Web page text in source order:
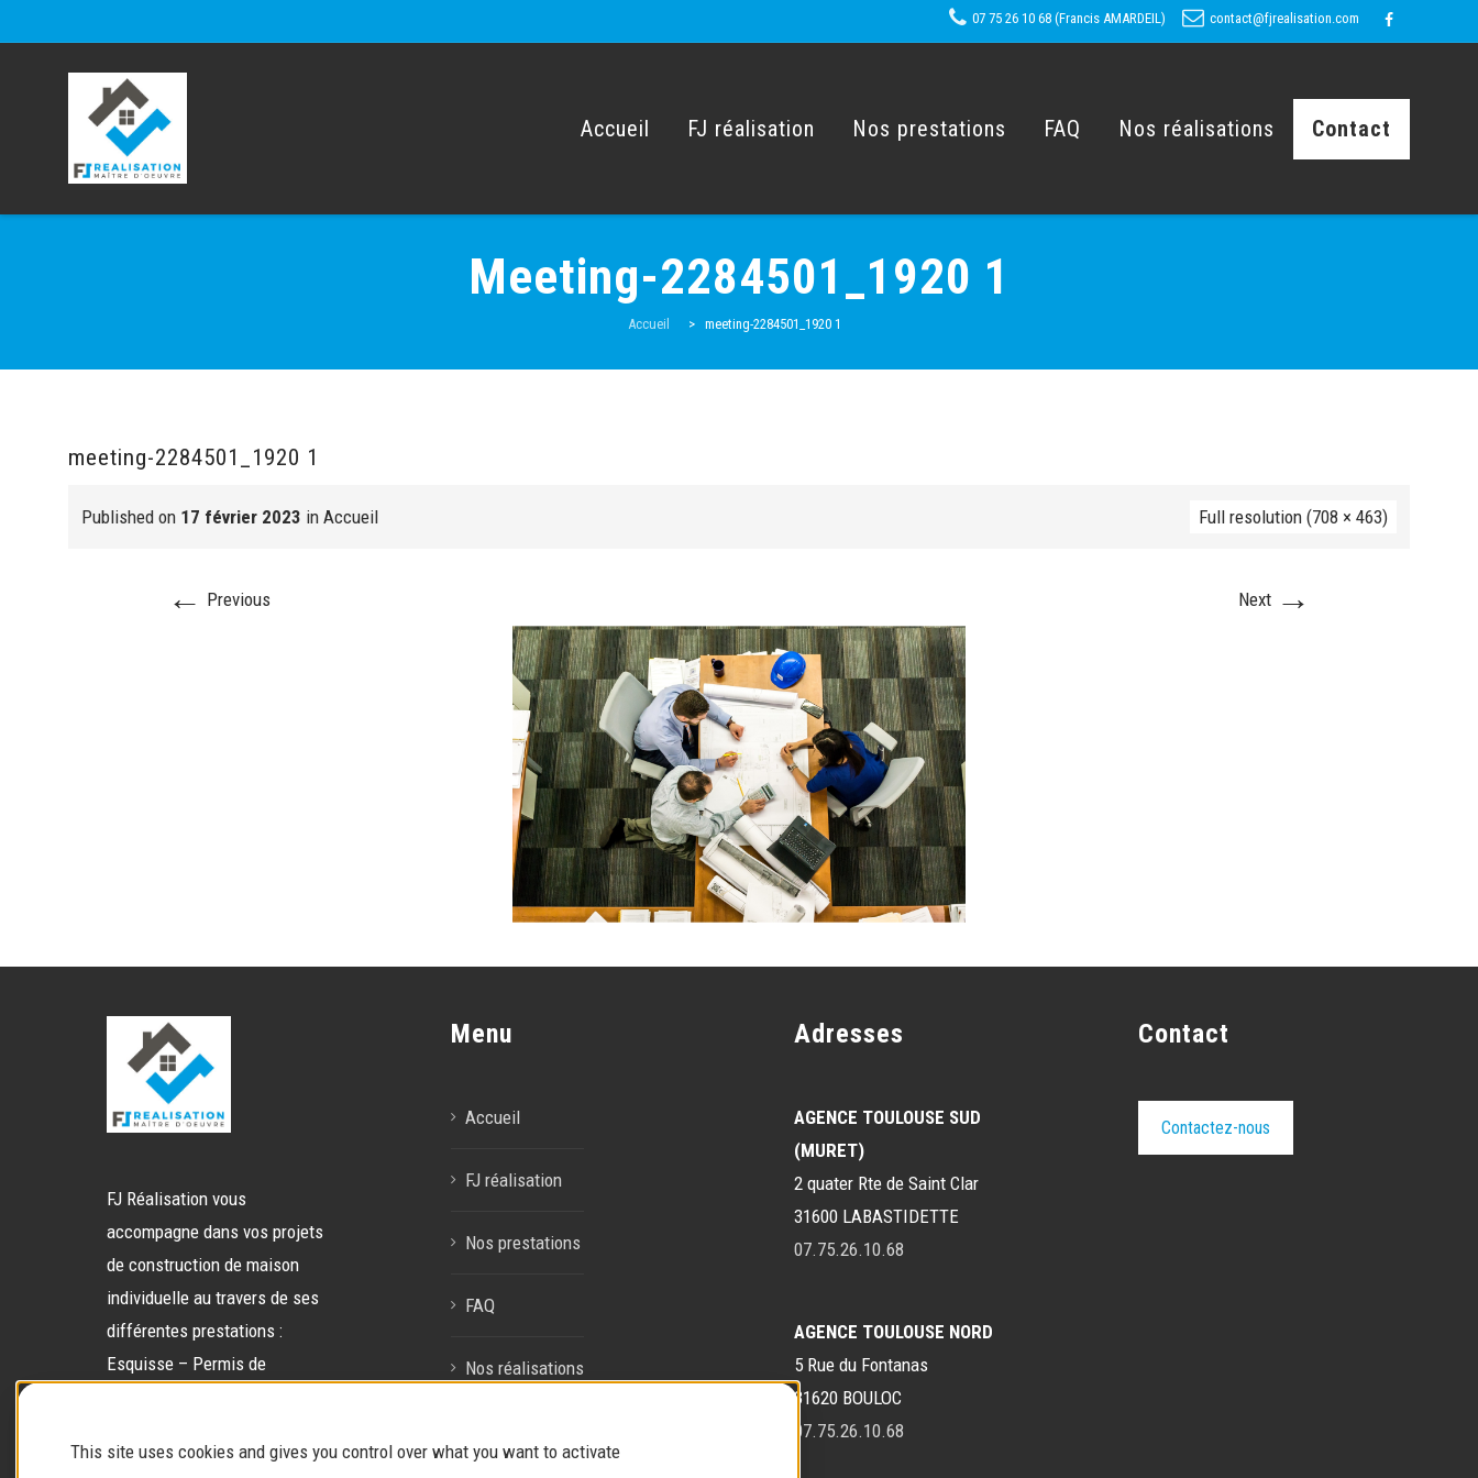
07 75 26 10 68 (Francis AMARDEIL) contact@fjrealisation.com
contentAccueil FJ réalisation Nos prestations FAQ Nos réalisations Contact
Meeting-2284501_1920 1
Accueil > meeting-2284501_1920 1
meeting-2284501_1920 1
Published on 17 février 2023 in Accueil Full resolution (708 × 463)
← Previous Next →
FJ Réalisation vous
accompagne dans vos projets
de construction de maison
individuelle au travers de ses
différentes prestations :
Esquisse – Permis de
Menu
Accueil
FJ réalisation
Nos prestations
FAQ
Nos réalisations
Adresses
AGENCE TOULOUSE SUD
(MURET)
2 quater Rte de Saint Clar
31600 LABASTIDETTE
07.75.26.10.68
AGENCE TOULOUSE NORD
5 Rue du Fontanas
31620 BOULOC
07.75.26.10.68
Contact
Contactez-nous
This site uses cookies and gives you control over what you want to activate